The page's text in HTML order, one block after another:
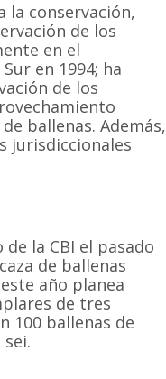
la conservación,
de los
en el
en 1994; ha
de los
ballenas. Además,
jurisdiccionales
la CBI el pasado
de ballenas
año planea
de tres
100 ballenas de